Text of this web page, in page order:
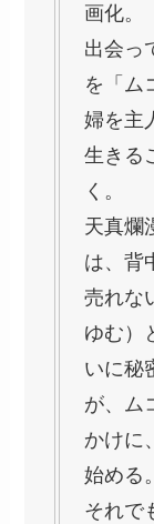
画化。
出会っ
を「ム
婦を主
生きる
く。
天真爛
は、背
売れな
ゆむ）
いに秘
が、ム
かけに
始める。
それで